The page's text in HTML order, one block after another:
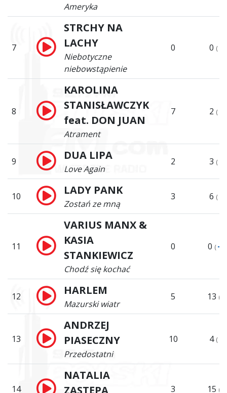
Ameryka
7
STRCHY NA
LACHY
Niebotyczne
niebowstąpienie
0 0 (
8
KAROLINA
STANISŁAWCZYK
feat. DON JUAN
Atrament
7 2 (
9 DUA LIPA
Love Again
2 3 (
10 LADY PANK
Zostań ze mną
3 6 (
11
VARIUS MANX &
KASIA
STANKIEWICZ
Chodź się kochać
0 0 (
12 HARLEM
Mazurski wiatr
5 13 (
13
ANDRZEJ
PIASECZNY
Przedostatni
10 4 (
14
NATALIA
ZASTĘPA
3 15 (